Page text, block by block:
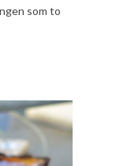
som to